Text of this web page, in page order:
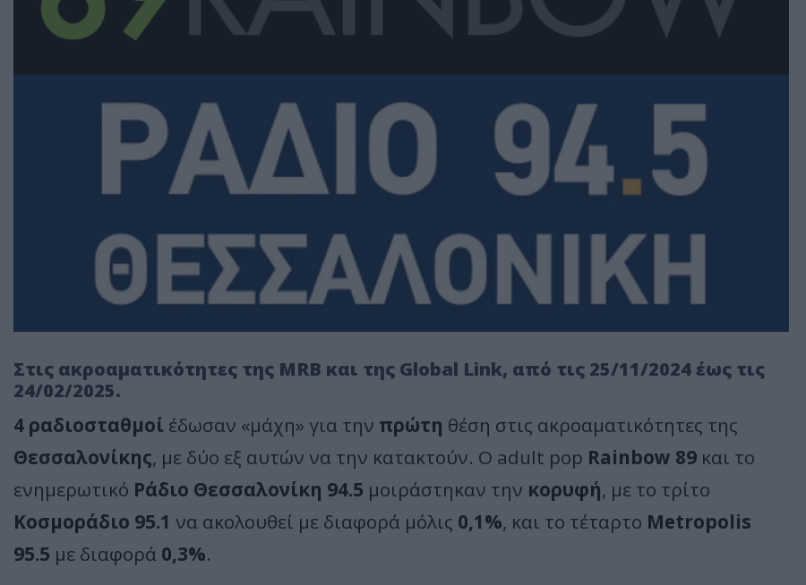
Στις ακροαματικότητες της MRB και της Global Link, από τις 25/11/2024 έως τις
24/02/2025.
4 ραδιοσταθμοί έδωσαν «μάχη» για την πρώτη θέση στις ακροαματικότητες της
Θεσσαλονίκης, με δύο εξ αυτών να την κατακτούν. Ο adult pop Rainbow 89 και το
ενημερωτικό Ράδιο Θεσσαλονίκη 94.5 μοιράστηκαν την κορυφή, με το τρίτο
Κοσμοράδιο 95.1 να ακολουθεί με διαφορά μόλις 0,1%, και το τέταρτο Metropolis
95.5 με διαφορά 0,3%.